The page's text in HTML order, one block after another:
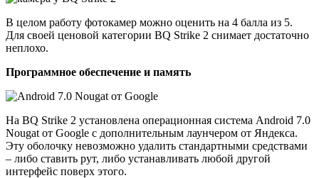
В целом работу фотокамер можно оценить на 4 балла из 5.
Для своей ценовой категории BQ Strike 2 снимает достаточно
неплохо.
Программное обеспечение и память
На BQ Strike 2 установлена операционная система Android 7.0
Nougat от Google с дополнительным лаунчером от Яндекса.
Эту оболочку невозможно удалить стандартными средствами
– либо ставить рут, либо устанавливать любой другой
интерфейс поверх этого.